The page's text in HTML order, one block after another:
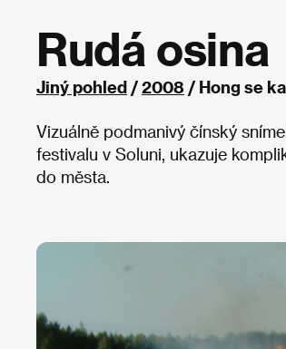
Rudá osina
Jiný pohled /2008 / Hong se
Vizuálně podmanivý čínský
festivalu v Soluni, ukazuje
do města.